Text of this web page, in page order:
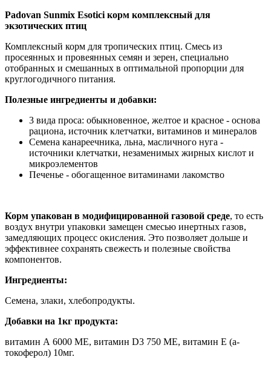
Padovan Sunmix Esotici корм комплексный для
экзотических птиц
Комплексный корм для тропических птиц. Смесь из
просеянных и провеянных семян и зерен, специально
отобранных и смешанных в оптимальной пропорции для
круглогодичного питания.
Полезные ингредиенты и добавки:
3 вида проса: обыкновенное, желтое и красное - основа
рациона, источник клетчатки, витаминов и минералов
Семена канареечника, льна, масличного нуга -
источники клетчатки, незаменимых жирных кислот и
микроэлементов
Печенье - обогащенное витаминами лакомство
Корм упакован в модифицированной газовой среде, то есть
воздух внутри упаковки замещен смесью инертных газов,
замедляющих процесс окисления. Это позволяет дольше и
эффективнее сохранять свежесть и полезные свойства
компонентов.
Ингредиенты:
Семена, злаки, хлебопродукты.
Добавки на 1кг продукта:
витамин А 6000 МЕ, витамин D3 750 МЕ, витамин Е (a-
токоферол) 10мг.